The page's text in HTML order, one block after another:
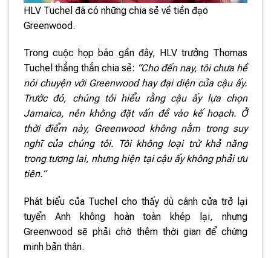
HLV Tuchel đã có những chia sẻ về tiền đạo
Greenwood.
Trong cuộc họp báo gần đây, HLV trưởng Thomas
Tuchel thẳng thắn chia sẻ: “Cho đến nay, tôi chưa hề
nói chuyện với Greenwood hay đại diện của cậu ấy.
Trước đó, chúng tôi hiểu rằng cậu ấy lựa chọn
Jamaica, nên không đặt vấn đề vào kế hoạch. Ở
thời điểm này, Greenwood không nằm trong suy
nghĩ của chúng tôi. Tôi không loại trừ khả năng
trong tương lai, nhưng hiện tại cậu ấy không phải ưu
tiên.”
Phát biểu của Tuchel cho thấy dù cánh cửa trở lại
tuyển Anh không hoàn toàn khép lại, nhưng
Greenwood sẽ phải chờ thêm thời gian để chứng
minh bản thân.